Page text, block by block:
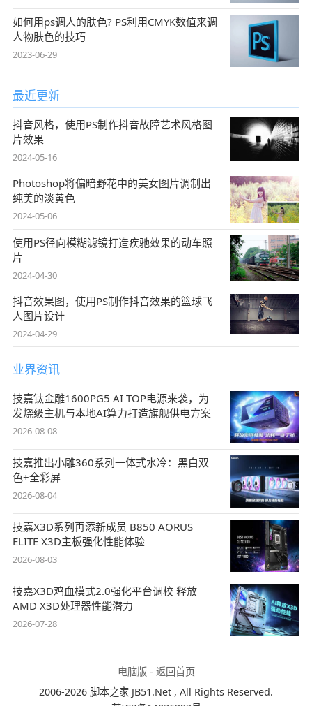
如何用ps调人的肤色? PS利用CMYK数值来调
人物肤色的技巧
2023-06-29
最近更新
抖音风格，使用PS制作抖音故障艺术风格图
片效果
2024-05-16
Photoshop将偏暗野花中的美女图片调制出
纯美的淡黄色
2024-05-06
使用PS径向模糊滤镜打造疾驰效果的动车照
片
2024-04-30
抖音效果图，使用PS制作抖音效果的篮球飞
人图片设计
2024-04-29
业界资讯
技嘉钛金雕1600PG5 AI TOP电源来袭，为
发烧级主机与本地AI算力打造旗舰供电方案
2026-08-08
技嘉推出小雕360系列一体式水冷：黑白双
色+全彩屏
2026-08-04
技嘉X3D系列再添新成员 B850 AORUS
ELITE X3D主板强化性能体验
2026-08-03
技嘉X3D鸡血模式2.0强化平台调校 释放
AMD X3D处理器性能潜力
2026-07-28
电脑版- 返回首页
2006-2026 脚本之家 JB51.Net , All Rights Reserved.